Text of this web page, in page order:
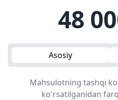
48
Asosiy
Mahsulotning tashqi
ko'rsatilganidan